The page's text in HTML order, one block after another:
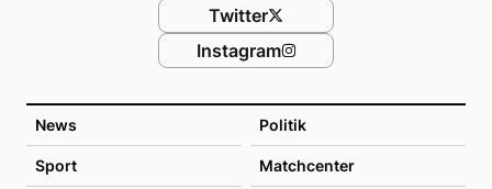
News Politik
Sport Matchcenter
Twitter
Instagram